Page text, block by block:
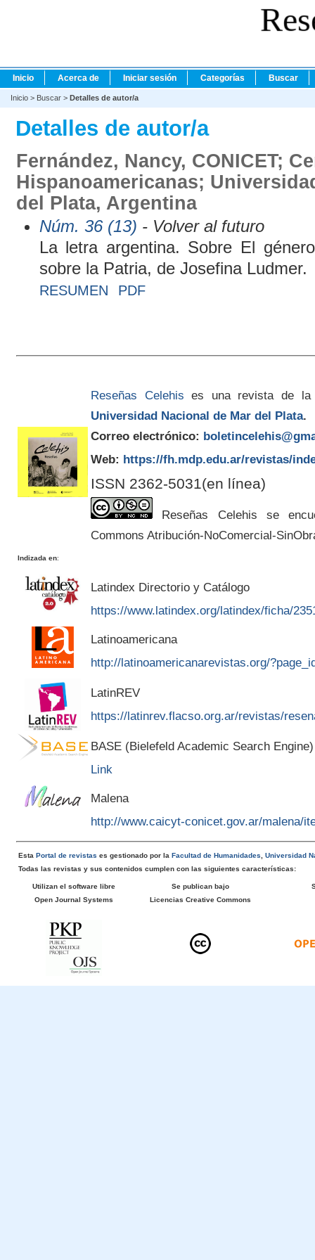
Inicio Acerca de Iniciar sesión Categorías Buscar
Inicio > Buscar > Detalles de autor/a
Detalles de autor/a
Fernández, Nancy, CONICET;
Hispanoamericanas;
del Plata, Argentina
Núm. 36 (13) - Volver al futuro
La letra argentina. Sobre El
sobre la Patria, de Josefina Ludmer.
RESUMEN PDF
Reseñas Celehis es una revista de la
Universidad Nacional de Mar del Plata.
Correo electrónico:
Web: https://fh.mdp.edu.ar/revistas/
ISSN 2362-5031(en línea)
Reseñas Celehis se
Commons Atribución-NoComercial-
Indizada en:
Latindex Directorio y Catálogo
https://www.latindex.org/latindex/ficha/
Latinoamericana
http://latinoamericanarevistas.org/
LatinREV
https://latinrev.flacso.org.ar/revistas/
BASE (Bielefeld Academic Search Engine)
Link
Malena
http://www.caicyt-conicet.gov.ar/malena/
EstaPortal de revistas es gestionado por laFacultad de Humanidades,Universidad
Todas las revistas y sus contenidos cumplen con las siguientes características:
Utilizan el software libre
Open Journal Systems
Se publican bajo
Licencias Creative Commons